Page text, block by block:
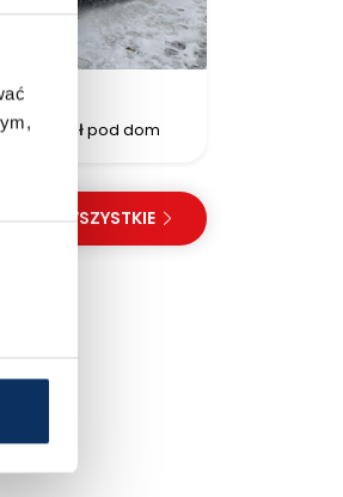
4
F36(2014-2020)
30 000 złpod dom
WSZYSTKIE